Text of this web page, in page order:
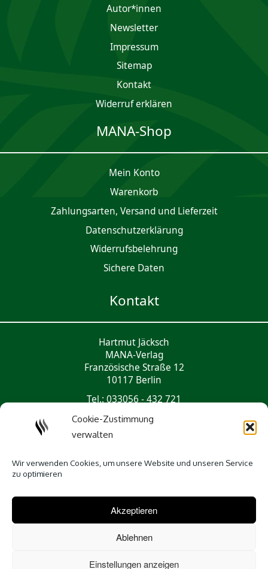
Cookie-Zustimmung
verwalten
Wir verwenden Cookies, um unsere Website und unseren Service
zu optimieren
Akzeptieren
Ablehnen
Einstellungen anzeigen
Autor*innen
Newsletter
Impres­sum
Sitemap
Kontakt
Widerruf erklären
MANA-Shop
Mein Konto
Waren­korb
Zahlungsarten, Versand und Lieferzeit
Daten­schutz­er­klärung
Widerrufsbelehrung
Sichere Daten
Kontakt
Hartmut Jäcksch
MANA-Verlag
Französische Straße 12
10117 Berlin
Tel.: 033056 - 432 721
Social Media